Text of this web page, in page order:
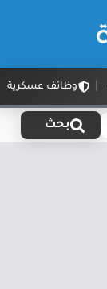
وظائف عسكرية
بحث